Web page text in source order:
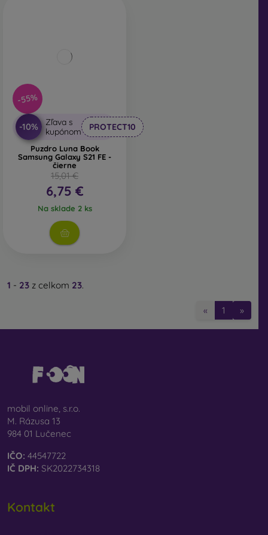
-55%
-10%
Zľava s
kupónom
PROTECT10
Puzdro Luna Book
Samsung Galaxy S21 FE -
čierne
15,01 €
6,75 €
Na sklade 2 ks
1 - 23 z celkom 23.
« 1 »
mobil online, s.r.o.
M. Rázusa 13
984 01 Lučenec
IČO: 44547722
IČ DPH: SK2022734318
Kontakt